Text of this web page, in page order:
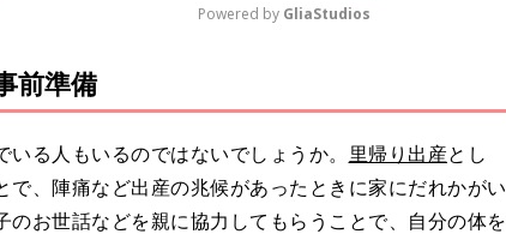
u
t
e
Powered by GliaStudios
前準備
る人もいるのではないでしょうか。 里帰り出産とし
、陣痛など出産の兆候があったときに家にだれかがい
お世話などを親に協力してもらうことで、自分の体を